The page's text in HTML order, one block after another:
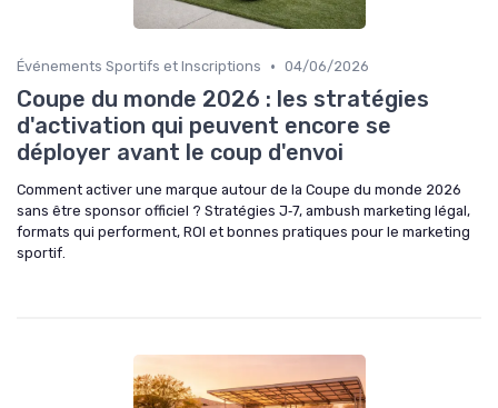
Événements Sportifs et Inscriptions • 04/06/2026
Coupe du monde 2026 : les stratégies
d'activation qui peuvent encore se
déployer avant le coup d'envoi
Comment activer une marque autour de la Coupe du monde 2026
sans être sponsor officiel ? Stratégies J‑7, ambush marketing légal,
formats qui performent, ROI et bonnes pratiques pour le marketing
sportif.